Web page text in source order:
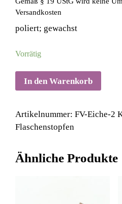
Versandkosten
poliert; gewachst
Vorrätig
In den Warenkorb
Artikelnummer: FV-Eiche-2
Flaschenstopfen
Ähnliche Produkte